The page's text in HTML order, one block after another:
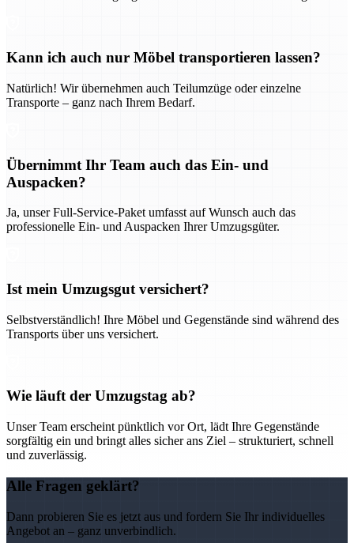
Kann ich auch nur Möbel transportieren lassen?
Natürlich! Wir übernehmen auch Teilumzüge oder einzelne
Transporte – ganz nach Ihrem Bedarf.
Übernimmt Ihr Team auch das Ein- und
Auspacken?
Ja, unser Full-Service-Paket umfasst auf Wunsch auch das
professionelle Ein- und Auspacken Ihrer Umzugsgüter.
Ist mein Umzugsgut versichert?
Selbstverständlich! Ihre Möbel und Gegenstände sind während des
Transports über uns versichert.
Wie läuft der Umzugstag ab?
Unser Team erscheint pünktlich vor Ort, lädt Ihre Gegenstände
sorgfältig ein und bringt alles sicher ans Ziel – strukturiert, schnell
und zuverlässig.
Alle Fragen geklärt?
Dann probieren Sie es jetzt aus und fordern Sie Ihr individuelles
Angebot an – ganz unverbindlich.